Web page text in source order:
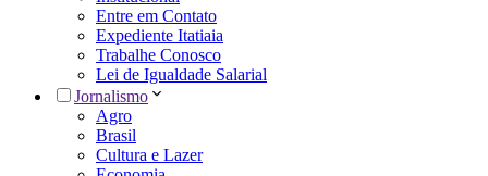
Entre em Contato
Expediente Itatiaia
Trabalhe Conosco
Lei de Igualdade Salarial
Jornalismo
Agro
Brasil
Cultura e Lazer